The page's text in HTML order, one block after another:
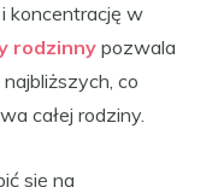
koncentrację w
rodzinny pozwala
co
całej rodziny.
się na